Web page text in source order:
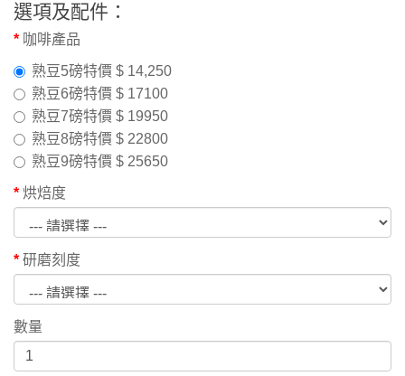
選項及配件：
咖啡產品
熟豆5磅特價 $ 14,250
熟豆6磅特價 $ 17100
熟豆7磅特價 $ 19950
熟豆8磅特價 $ 22800
熟豆9磅特價 $ 25650
烘焙度
研磨刻度
數量